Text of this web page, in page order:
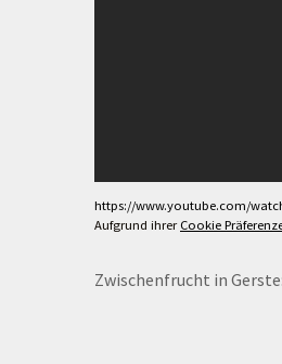
https://www.youtube.com/
Aufgrund ihrer Cookie
Zwischenfrucht in